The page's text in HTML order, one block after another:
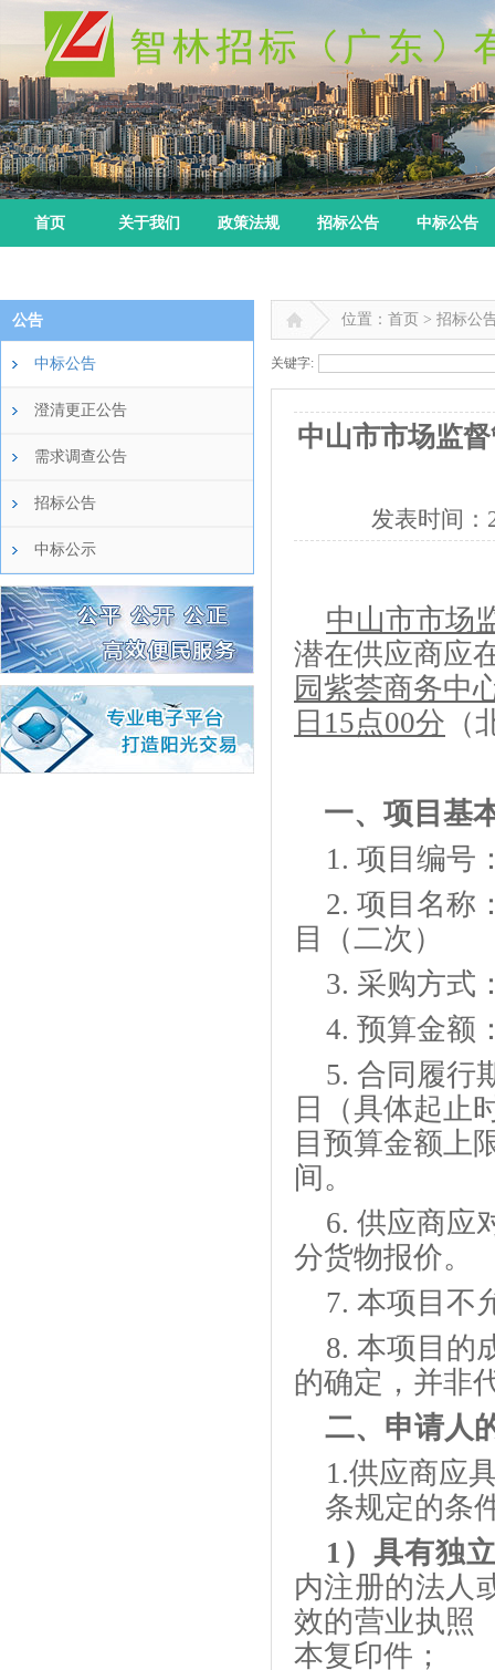
首页 关于我们 政策法规 招标公告 中标公告
公告
中标公告
澄清更正公告
需求调查公告
招标公告
中标公示
位置：首页 > 招标公
关键字:
中山市市场监
发表时间：
中山市市场
潜在供应商应
园紫荟商务中
日15点00分
一、项目基
1. 项目编号
2. 项目名称
目（二次）
3. 采购方式
4. 预算金额
5. 合同履行
日
（具体起
目预算金额上
间 。
6. 供应商应
分货物报价。
7. 本项目不
8. 本项目的
的确定，并非
二、 申请人
1.供应商应
条规定的条
1）具有独
内注册的法人
效的营业执照
本复印件；